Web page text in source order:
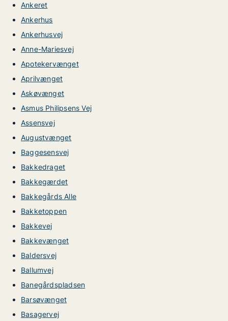
Ankeret
Ankerhus
Ankerhusvej
Anne-Mariesvej
Apotekervænget
Aprilvænget
Askøvænget
Asmus Philipsens Vej
Assensvej
Augustvænget
Baggesensvej
Bakkedraget
Bakkegærdet
Bakkegårds Alle
Bakketoppen
Bakkevej
Bakkevænget
Baldersvej
Ballumvej
Banegårdspladsen
Barsøvænget
Basagervej